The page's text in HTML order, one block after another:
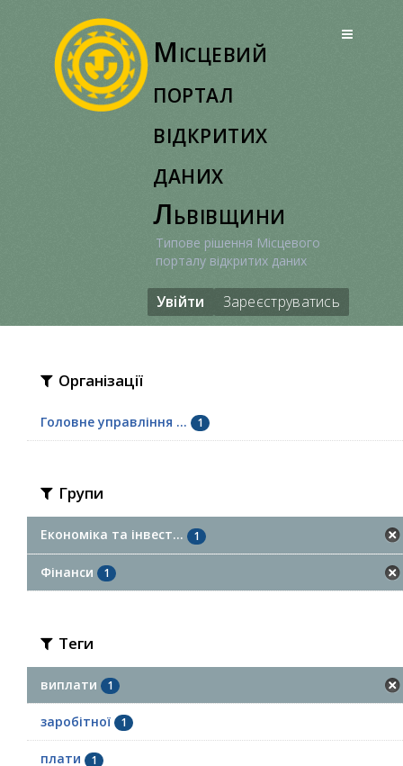
Місцевий
портал
відкритих
даних
Львівщини
Типове рішення Місцевого
порталу відкритих даних
Увійти Зареєструватись
Організації
Головне управління ... 1
Групи
Економіка та інвест... 1
Фінанси 1
Теги
виплати 1
заробітної 1
плати 1